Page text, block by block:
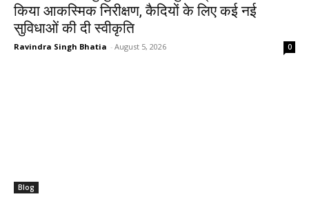
किया आकस्मिक निरीक्षण, कैदियों के लिए कई नई
सुविधाओं की दी स्वीकृति
Ravindra Singh Bhatia - August 5, 2026 0
Blog